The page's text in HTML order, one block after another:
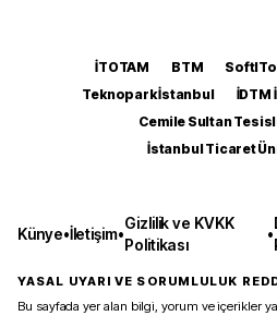
İTOTAM BTM SoftITo
Teknopark İstanbul
İDTM
Cemile Sultan
İstanbul Ticaret
Künye•İletişim•
Gizlilik ve KVKK
Politikası
•
YASAL UYARI VE SORUMLULUK
Bu sayfada yer alan bilgi, yorum ve içerikler